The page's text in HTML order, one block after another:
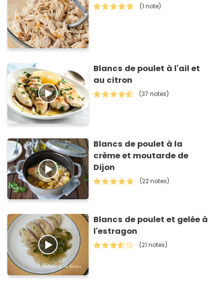
(1 note)
Blancs de poulet à l'ail et
au citron
(37 notes)
Blancs de poulet à la
crème et moutarde de
Dijon
(22 notes)
Blancs de poulet et gelée à
l'estragon
(21 notes)